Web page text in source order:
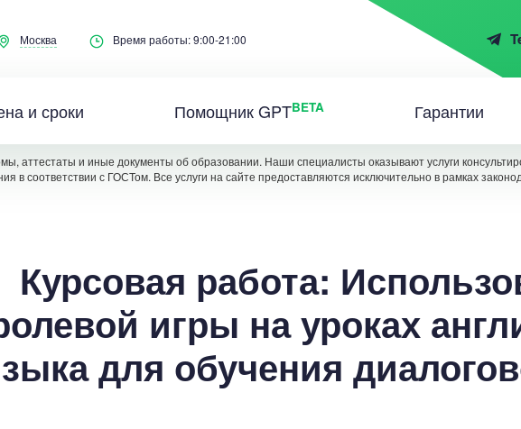
Москва Время работы: 9:00-21:00
и сроки Помощник GPTBETA Гарантии
аттестаты и иные документы об образовании. Наши специалисты оказывают услуги
в соответствии с ГОСТом. Все услуги на сайте предоставляются исключительно в рамках
Курсовая работа:
игры на уроках
для обучения